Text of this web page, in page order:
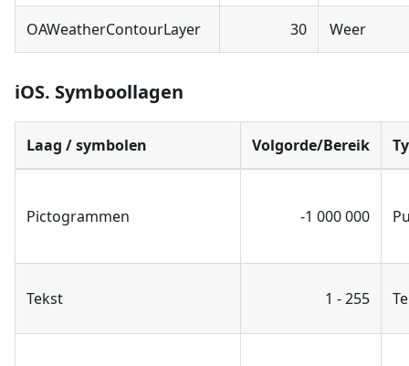
OAWeatherContourLayer 30 Weer
iOS. Symboollagen
Laag / symbolen Volgorde/Bereik
Pictogrammen -1 000 000
Tekst 1 - 255